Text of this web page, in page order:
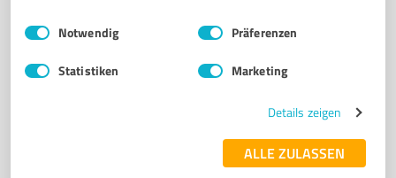
Impressum Datenschutzbestimmungen
Einwilligungsauswahl
Notwendig Präferenzen
Statistiken Marketing
Details zeigen
ALLE ZULASSEN
Tel. 09522 3012830
kontakt@cogito-training.de
cogito-training.de/